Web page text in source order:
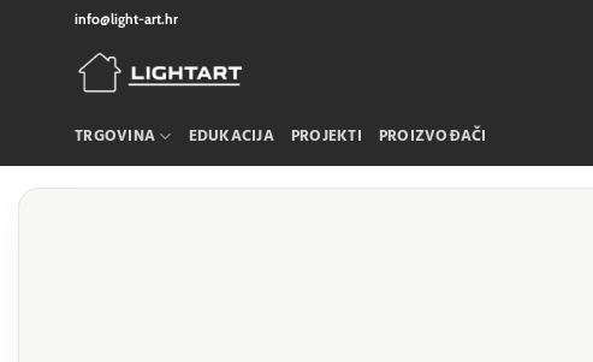
info@light-art.hr
TRGOVINA EDUKACIJA PROJEKTI PROIZVOĐAČI